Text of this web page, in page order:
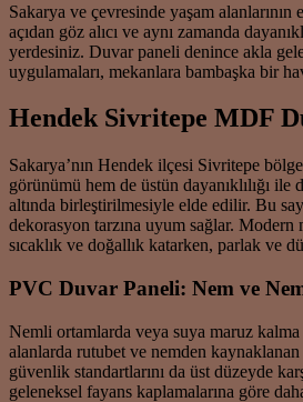
Sakarya ve çevresinde yaşam
açıdan göz alıcı ve aynı zamanda
yerdesiniz. Duvar paneli denince akla
uygulamaları, mekanlara bambaşka bir
Hendek Sivritepe MDF
Sakarya’nın Hendek ilçesi Sivritepe
görünümü hem de üstün dayanıklılığı
altında birleştirilmesiyle elde edilir. Bu
dekorasyon tarzına uyum sağlar.
sıcaklık ve doğallık katarken, parlak ve
PVC Duvar Paneli: Nem ve
Nemli ortamlarda veya suya maruz
alanlarda rutubet ve nemden
güvenlik standartlarını da üst düzeyde
geleneksel fayans kaplamalarına göre